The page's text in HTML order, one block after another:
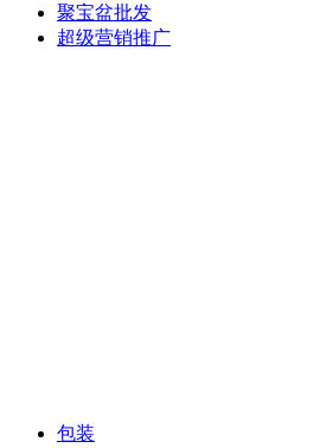
聚宝盆批发
超级营销推广
包装